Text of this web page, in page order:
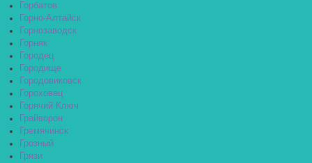
Горбатов
Горно-Алтайск
Горнозаводск
Горняк
Городец
Городище
Городовиковск
Гороховец
Горячий Ключ
Грайворон
Гремячинск
Грозный
Грязи